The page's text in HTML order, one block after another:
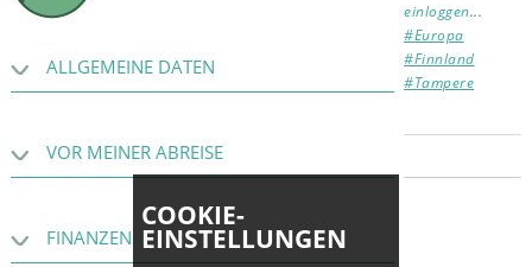
ALLGEMEINE DATEN
VOR MEINER ABREISE
FINANZEN
einloggen...
#Europa
#Finnland
#Tampere
COOKIE-
EINSTELLUNGEN